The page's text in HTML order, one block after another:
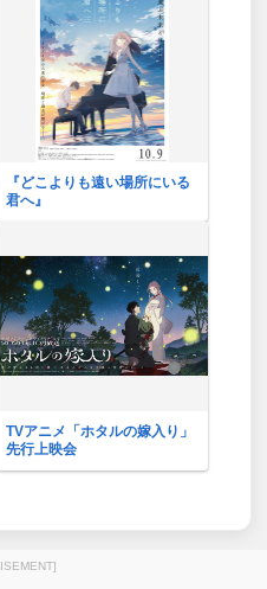
『どこよりも遠い場所にいる
君へ』
TVアニメ「ホタルの嫁入り」
先行上映会